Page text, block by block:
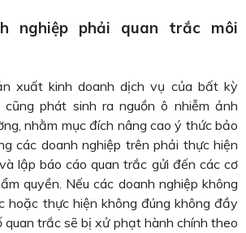
nghiệp phải quan trắc môi
xuất kinh doanh dịch vụ của bất kỳ
cũng phát sinh ra nguồn ô nhiễm ảnh
nhằm mục đích nâng cao ý thức bảo
các doanh nghiệp trên phải thực hiện
lập báo cáo quan trắc gửi đến các cơ
quyền. Nếu các doanh nghiệp không
hoặc thực hiện không đúng không đầy
trắc sẽ bị xử phạt hành chính theo